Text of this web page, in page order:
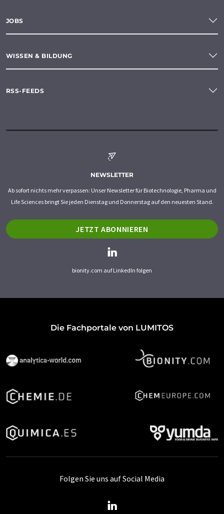
JOBS
WISSEN & BILDUNG
RSS-FEEDS
NEWSLETTER
Ab sofort nichts mehr verpassen: Unser Newsletter für Biotechnologie, Pharma und
Life Sciences bringt Sie jeden Dienstag und Donnerstag auf den neuesten Stand.
JETZT ABONNIEREN
bionity.com auf LinkedIn folgen
Die Fachportale von LUMITOS
Folgen Sie uns auf Social Media